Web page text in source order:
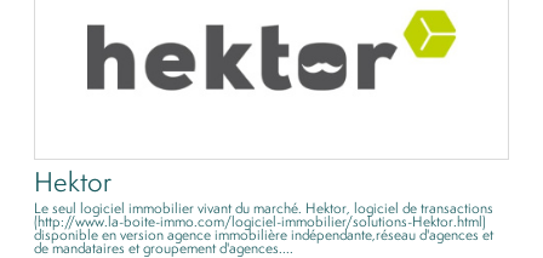
Hektor
Le seul logiciel immobilier vivant du marché. Hektor, logiciel de transactions
(http://www.la-boite-immo.com/logiciel-immobilier/solutions-Hektor.html)
disponible en version agence immobilière indépendante,réseau d'agences et
de mandataires et groupement d'agences....